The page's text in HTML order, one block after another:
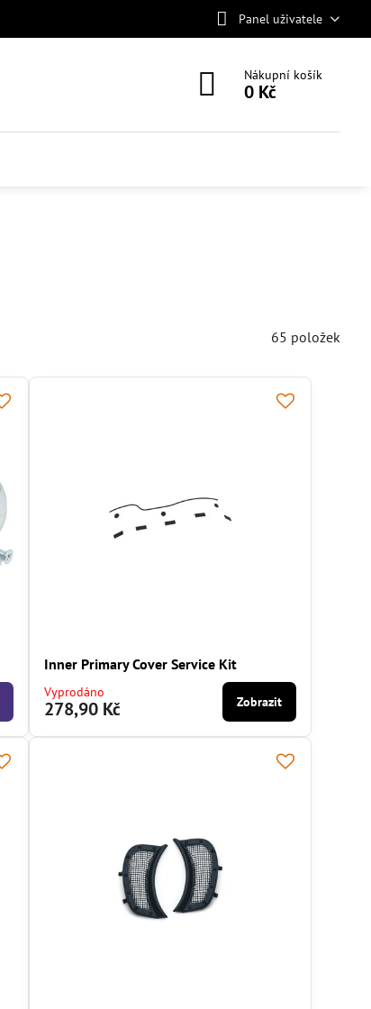
Panel uživatele
Nákupní košík
0 Kč
65 položek
Inner Primary Cover Service Kit
Vyprodáno
278,90 Kč Zobrazit